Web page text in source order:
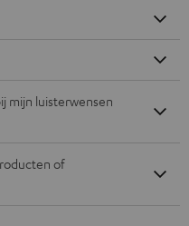
mijn luisterwensen
of